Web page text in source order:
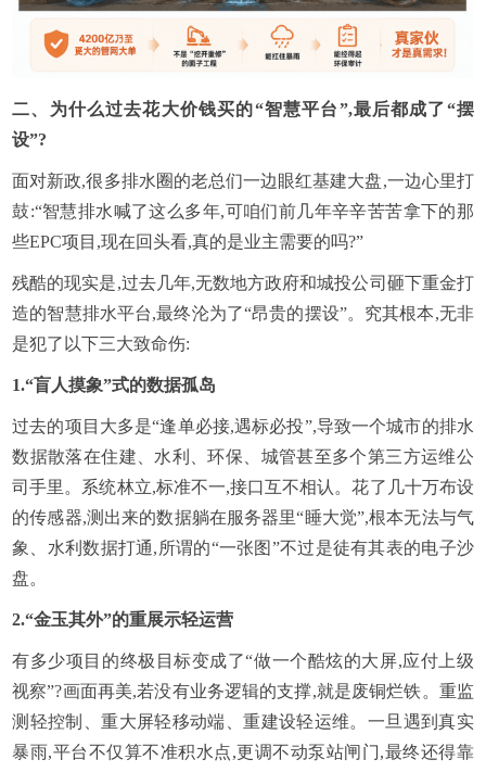
二、 为什么过去花大价钱买的“智慧平台”,最后都成了“摆
设”?
面对新政,很多排水圈的老总们一边眼红基建大盘,一边心里打
鼓:“智慧排水喊了这么多年,可咱们前几年辛辛苦苦拿下的那
些EPC项目,现在回头看,真的是业主需要的吗?”
残酷的现实是,过去几年,无数地方政府和城投公司砸下重金打
造的智慧排水平台,最终沦为了“昂贵的摆设”。究其根本,无非
是犯了以下三大致命伤:
1.“盲人摸象”式的数据孤岛
过去的项目大多是“逢单必接,遇标必投”,导致一个城市的排水
数据散落在住建、水利、环保、城管甚至多个第三方运维公
司手里。系统林立,标准不一,接口互不相认。花了几十万布设
的传感器,测出来的数据躺在服务器里“睡大觉”,根本无法与气
象、水利数据打通,所谓的“一张图”不过是徒有其表的电子沙
盘。
2.“金玉其外”的重展示轻运营
有多少项目的终极目标变成了“做一个酷炫的大屏,应付上级
视察”?画面再美,若没有业务逻辑的支撑,就是废铜烂铁。重监
测轻控制、重大屏轻移动端、重建设轻运维。一旦遇到真实
暴雨,平台不仅算不准积水点,更调不动泵站闸门,最终还得靠